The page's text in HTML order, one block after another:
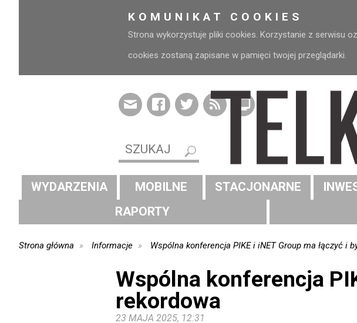
KOMUNIKAT COOKIES
Strona wykorzystuje pliki cookies. Korzystanie z serwisu
cookies zostaną zapisane w pamięci twojej przeglądarki.
WYDARZENIA MOBILNE STACJONARNE
RAPORTY
Strona główna Informacje Wspólna konferencja PIKE i iNET Group ma łączyć i
Wspólna konferencja
rekordowa
23 MAJA 2025, 12:31